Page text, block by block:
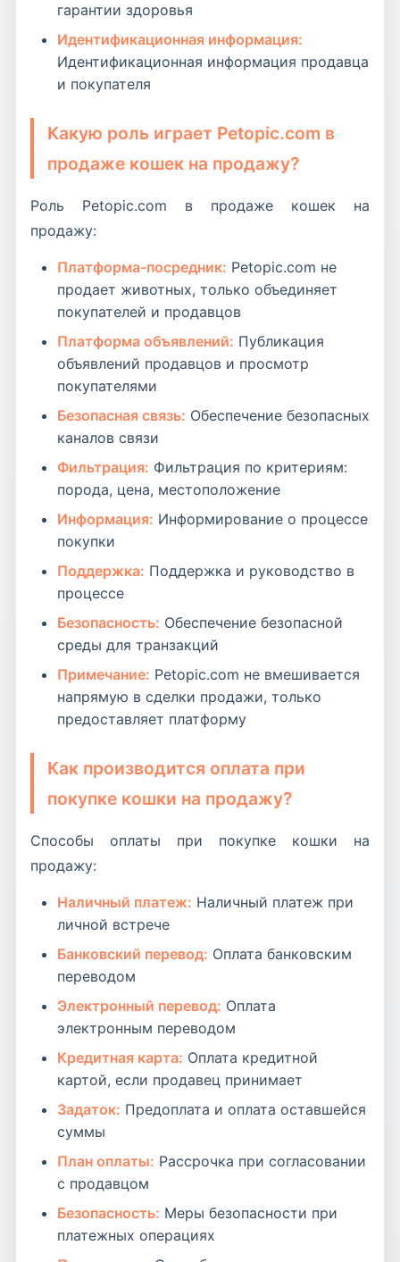
гарантии здоровья
Идентификационная информация:
Идентификационная информация продавца
и покупателя
Какую роль играет Petopic.com в
продаже кошек на продажу?
Роль Petopic.com в продаже кошек на
продажу:
Платформа-посредник: Petopic.com не
продает животных, только объединяет
покупателей и продавцов
Платформа объявлений: Публикация
объявлений продавцов и просмотр
покупателями
Безопасная связь: Обеспечение безопасных
каналов связи
Фильтрация: Фильтрация по критериям:
порода, цена, местоположение
Информация: Информирование о процессе
покупки
Поддержка: Поддержка и руководство в
процессе
Безопасность: Обеспечение безопасной
среды для транзакций
Примечание: Petopic.com не вмешивается
напрямую в сделки продажи, только
предоставляет платформу
Как производится оплата при
покупке кошки на продажу?
Способы оплаты при покупке кошки на
продажу:
Наличный платеж: Наличный платеж при
личной встрече
Банковский перевод: Оплата банковским
переводом
Электронный перевод: Оплата
электронным переводом
Кредитная карта: Оплата кредитной
картой, если продавец принимает
Задаток: Предоплата и оплата оставшейся
суммы
План оплаты: Рассрочка при согласовании
с продавцом
Безопасность: Меры безопасности при
платежных операциях